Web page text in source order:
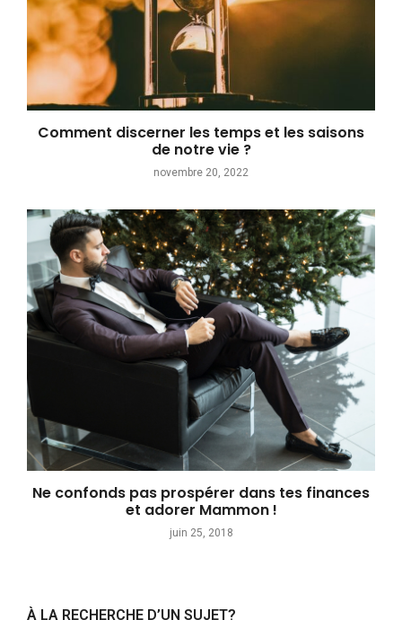
Comment discerner les temps et les saisons
de notre vie ?
novembre 20, 2022
Ne confonds pas prospérer dans tes finances
et adorer Mammon !
juin 25, 2018
À LA RECHERCHE D’UN SUJET?